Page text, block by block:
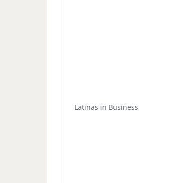
Latinas in Business